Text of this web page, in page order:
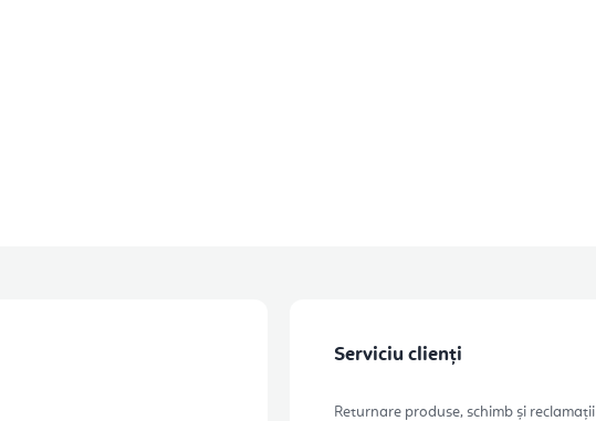
Serviciu clienți
Returnare produse, schimb și reclamații